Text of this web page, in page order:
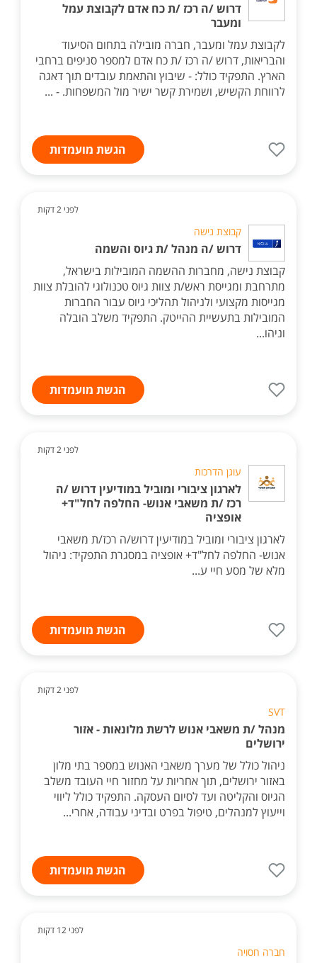
דרוש /ה רכז /ת כח אדם לקבוצת עמל
ומעבר
לקבוצת עמל ומעבר, חברה מובילה בתחום הסיעוד
והבריאות, דרוש /ה רכז /ת כח אדם למספר סניפים ברחבי
הארץ. התפקיד כולל: - שיבוץ והתאמת עובדים תוך דאגה
לרווחת הקשיש, ושמירת קשר ישיר מול המשפחות. - ...
הגשת מועמדות
לפני 2 דקות
קבוצת נישה
דרוש /ה מנהל /ת גיוס והשמה
קבוצת נישה, מחברות ההשמה המובילות בישראל,
מתרחבת ומגייסת ראש/ת צוות גיוס טכנולוגי להובלת צוות
מגייסות מקצועי ולניהול תהליכי גיוס עבור החברות
המובילות בתעשיית ההייטק. התפקיד משלב הובלה
וניהו...
הגשת מועמדות
לפני 2 דקות
עוגן הדרכות
לארגון ציבורי ומוביל במודיעין דרוש /ה
רכז /ת משאבי אנוש- החלפה לחל"ד+
אופציה
לארגון ציבורי ומוביל במודיעין דרוש/ה רכז/ת משאבי
אנוש- החלפה לחל"ד+ אופציה במסגרת התפקיד: ניהול
מלא של מסע חיי ע...
הגשת מועמדות
לפני 2 דקות
SVT
מנהל /ת משאבי אנוש לרשת מלונאות - אזור
ירושלים
ניהול כולל של מערך משאבי האנוש במספר בתי מלון
באזור ירושלים, תוך אחריות על מחזור חיי העובד משלב
הגיוס והקליטה ועד לסיום העסקה. התפקיד כולל ליווי
וייעוץ למנהלים, טיפול בפרט ובדיני עבודה, אחרי...
הגשת מועמדות
לפני 12 דקות
חברה חסויה